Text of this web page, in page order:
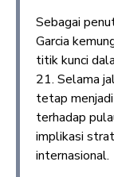
Sebagai
Garcia
titik kunci
21. Selama
tetap
terhadap
implikasi
internasional.